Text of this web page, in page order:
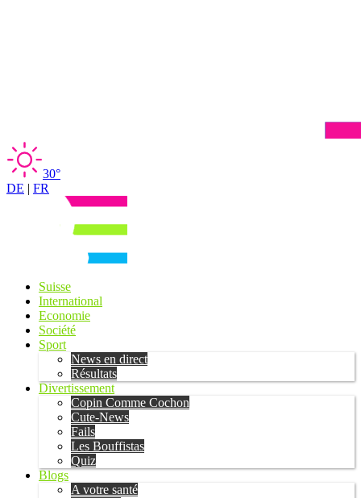
30°
DE | FR
Suisse
International
Economie
Société
Sport
News en direct
Résultats
Divertissement
Copin Comme Cochon
Cute-News
Fails
Les Bouffistas
Quiz
Blogs
A votre santé